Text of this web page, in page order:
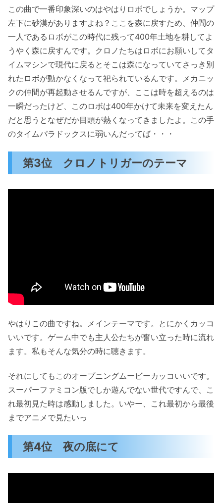
この曲で一番印象深いのはやはりロボでしょうか。マップ
左下に砂漠がありますよね？ここを森に戻すため、仲間の
一人であるロボがこの時代に残って400年土地を耕してよ
うやく森に戻すんです。クロノたちはロボにお願いしてタ
イムマシンで現代に戻るとそこは森になっていてさっき別
れたロボが動かなくなって祀られているんです。メカニッ
クの仲間が再起動させるんですが、ここは時を超えるのは
一瞬だったけど、このロボは400年かけて未来を変えたん
だと思うとなぜだか目頭が熱くなってきましたよ。この手
のタイムパラドックスに弱いんだってば・・・
第3位 クロノトリガーのテーマ
やはりこの曲ですね。メインテーマです。とにかくカッコ
いいです。ゲーム中でも主人公たちが奮い立った時に流れ
ます。私もそんな気分の時に聴きます。
それにしてもこのオープニングムービーカッコいいです。
スーパーファミコン版でしか遊んでない世代ですんで、こ
れ最初見た時は感動しました。いやー、これ最初から最後
までアニメで見たいっ
第4位 夜の底にて